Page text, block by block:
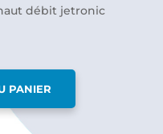
débit jetronic
PANIER